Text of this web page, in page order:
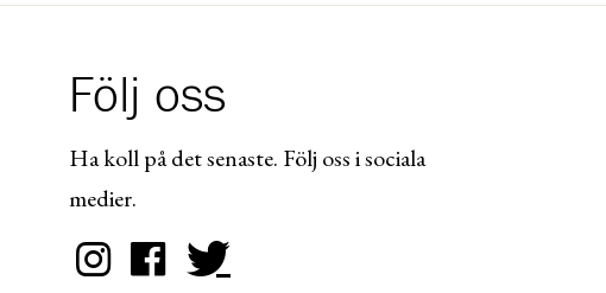
Följ oss
Ha koll på det senaste. Följ oss i sociala
medier.